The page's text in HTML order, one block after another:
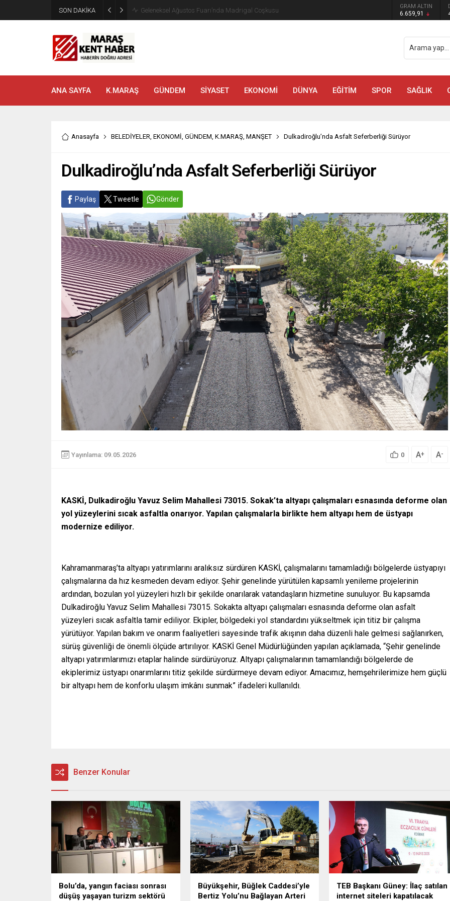
SON DAKİKA Geleneksel Ağustos Fuarı’nda Madrigal Coşkusu GRAM ALTIN
6.659,91
ANA SAYFA K.MARAŞ GÜNDEM SİYASET EKONOMİ DÜNYA EĞİTİM SPOR SAĞLIK
Anasayfa BELEDİYELER, EKONOMİ, GÜNDEM, K.MARAŞ, MANŞET Dulkadiroğlu’nda Asfalt Seferberliği Sürüyor
Dulkadiroğlu’nda Asfalt Seferberliği Sürüyor
Paylaş Tweetle Gönder
Yayınlama: 09.05.2026 0 A+ A-
KASKİ, Dulkadiroğlu Yavuz Selim Mahallesi 73015. Sokak’ta altyapı çalışmaları esnasında deforme olan
yol yüzeylerini sıcak asfaltla onarıyor. Yapılan çalışmalarla birlikte hem altyapı hem de üstyapı
modernize ediliyor.
Kahramanmaraş’ta altyapı yatırımlarını aralıksız sürdüren KASKİ, çalışmalarını tamamladığı bölgelerde üstyapıyı
çalışmalarına da hız kesmeden devam ediyor. Şehir genelinde yürütülen kapsamlı yenileme projelerinin
ardından, bozulan yol yüzeyleri hızlı bir şekilde onarılarak vatandaşların hizmetine sunuluyor. Bu kapsamda
Dulkadiroğlu Yavuz Selim Mahallesi 73015. Sokakta altyapı çalışmaları esnasında deforme olan asfalt
yüzeyleri sıcak asfaltla tamir ediliyor. Ekipler, bölgedeki yol standardını yükseltmek için titiz bir çalışma
yürütüyor. Yapılan bakım ve onarım faaliyetleri sayesinde trafik akışının daha düzenli hale gelmesi sağlanırken,
sürüş güvenliği de önemli ölçüde artırılıyor. KASKİ Genel Müdürlüğünden yapılan açıklamada, “Şehir genelinde
altyapı yatırımlarımızı etaplar halinde sürdürüyoruz. Altyapı çalışmalarının tamamlandığı bölgelerde de
ekiplerimiz üstyapı onarımlarını titiz şekilde sürdürmeye devam ediyor. Amacımız, hemşehrilerimize hem güçlü
bir altyapı hem de konforlu ulaşım imkânı sunmak” ifadeleri kullanıldı.
Benzer Konular
Bolu’da, yangın faciası sonrası
düşüş yaşayan turizm sektörü
Büyükşehir, Büğlek Caddesi’yle
Bertiz Yolu’nu Bağlayan Arteri
TEB Başkanı Güney: İlaç satılan
internet siteleri kapatılacak